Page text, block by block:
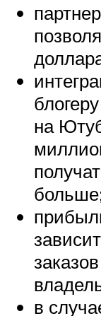
на
в